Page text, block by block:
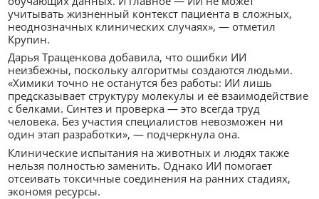
учитывать жизненный контекст пациента в сложных,
неоднозначных клинических случаях», — отметил
Крупин.
Дарья Тращенкова добавила, что ошибки ИИ
неизбежны, поскольку алгоритмы создаются людьми.
«Химики точно не останутся без работы: ИИ лишь
предсказывает структуру молекулы и её взаимодействие
с белками. Синтез и проверка — это всегда труд
человека. Без участия специалистов невозможен ни
один этап разработки», — подчеркнула она.
Клинические испытания на животных и людях также
нельзя полностью заменить. Однако ИИ помогает
отсеивать токсичные соединения на ранних стадиях,
экономя ресурсы.